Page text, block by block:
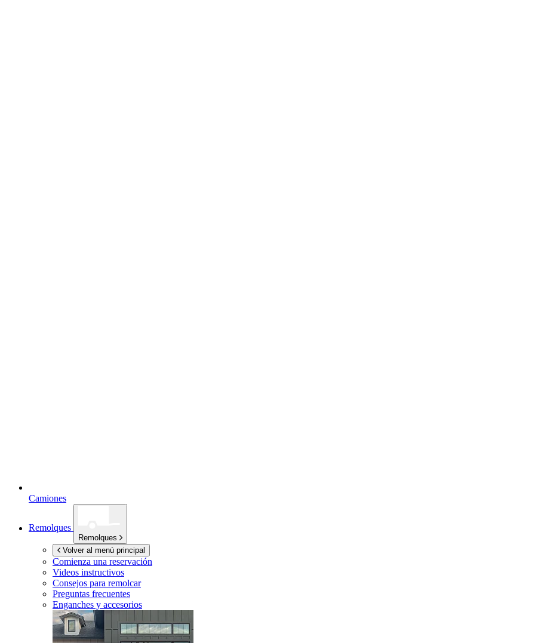
Camiones
Remolques
Remolques
Volver al menú principal
Comienza una reservación
Videos instructivos
Consejos para remolcar
Preguntas frecuentes
Enganches y accesorios